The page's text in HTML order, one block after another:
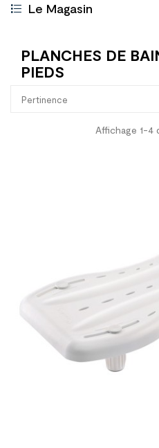
Le Magasin
PLANCHES DE
PIEDS
Pertinence
Affichage 1-4